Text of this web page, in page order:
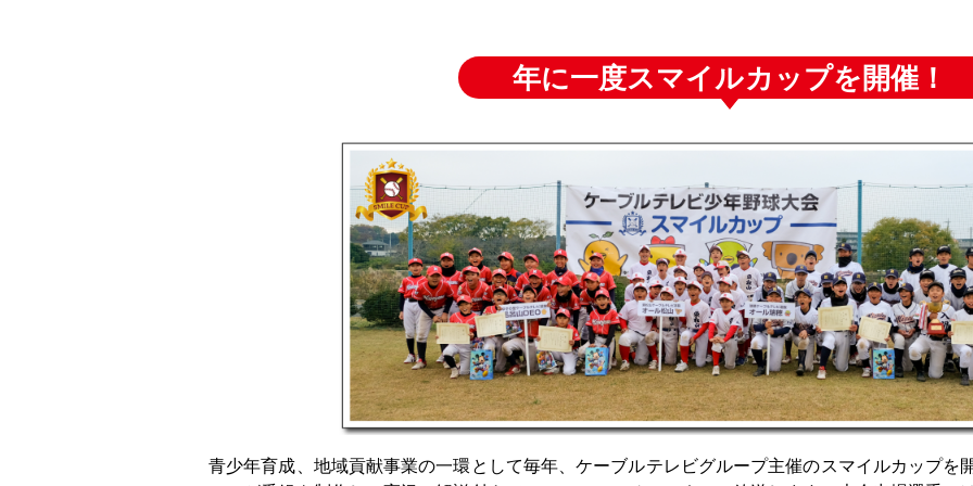
年に一度スマイルカップを開催！
青少年育成、地域貢献事業の一環として毎年、ケーブルテレビグループ主催のスマイルカップを